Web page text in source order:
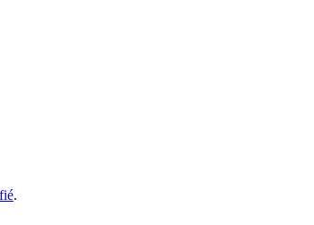
.